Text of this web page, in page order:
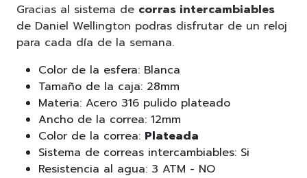
Gracias al sistema de corras intercambiables
de Daniel Wellington podras disfrutar de un reloj
para cada día de la semana.
Color de la esfera: Blanca
Tamaño de la caja: 28mm
Materia: Acero 316 pulido plateado
Ancho de la correa: 12mm
Color de la correa: Plateada
Sistema de correas intercambiables: Si
Resistencia al agua: 3 ATM - NO